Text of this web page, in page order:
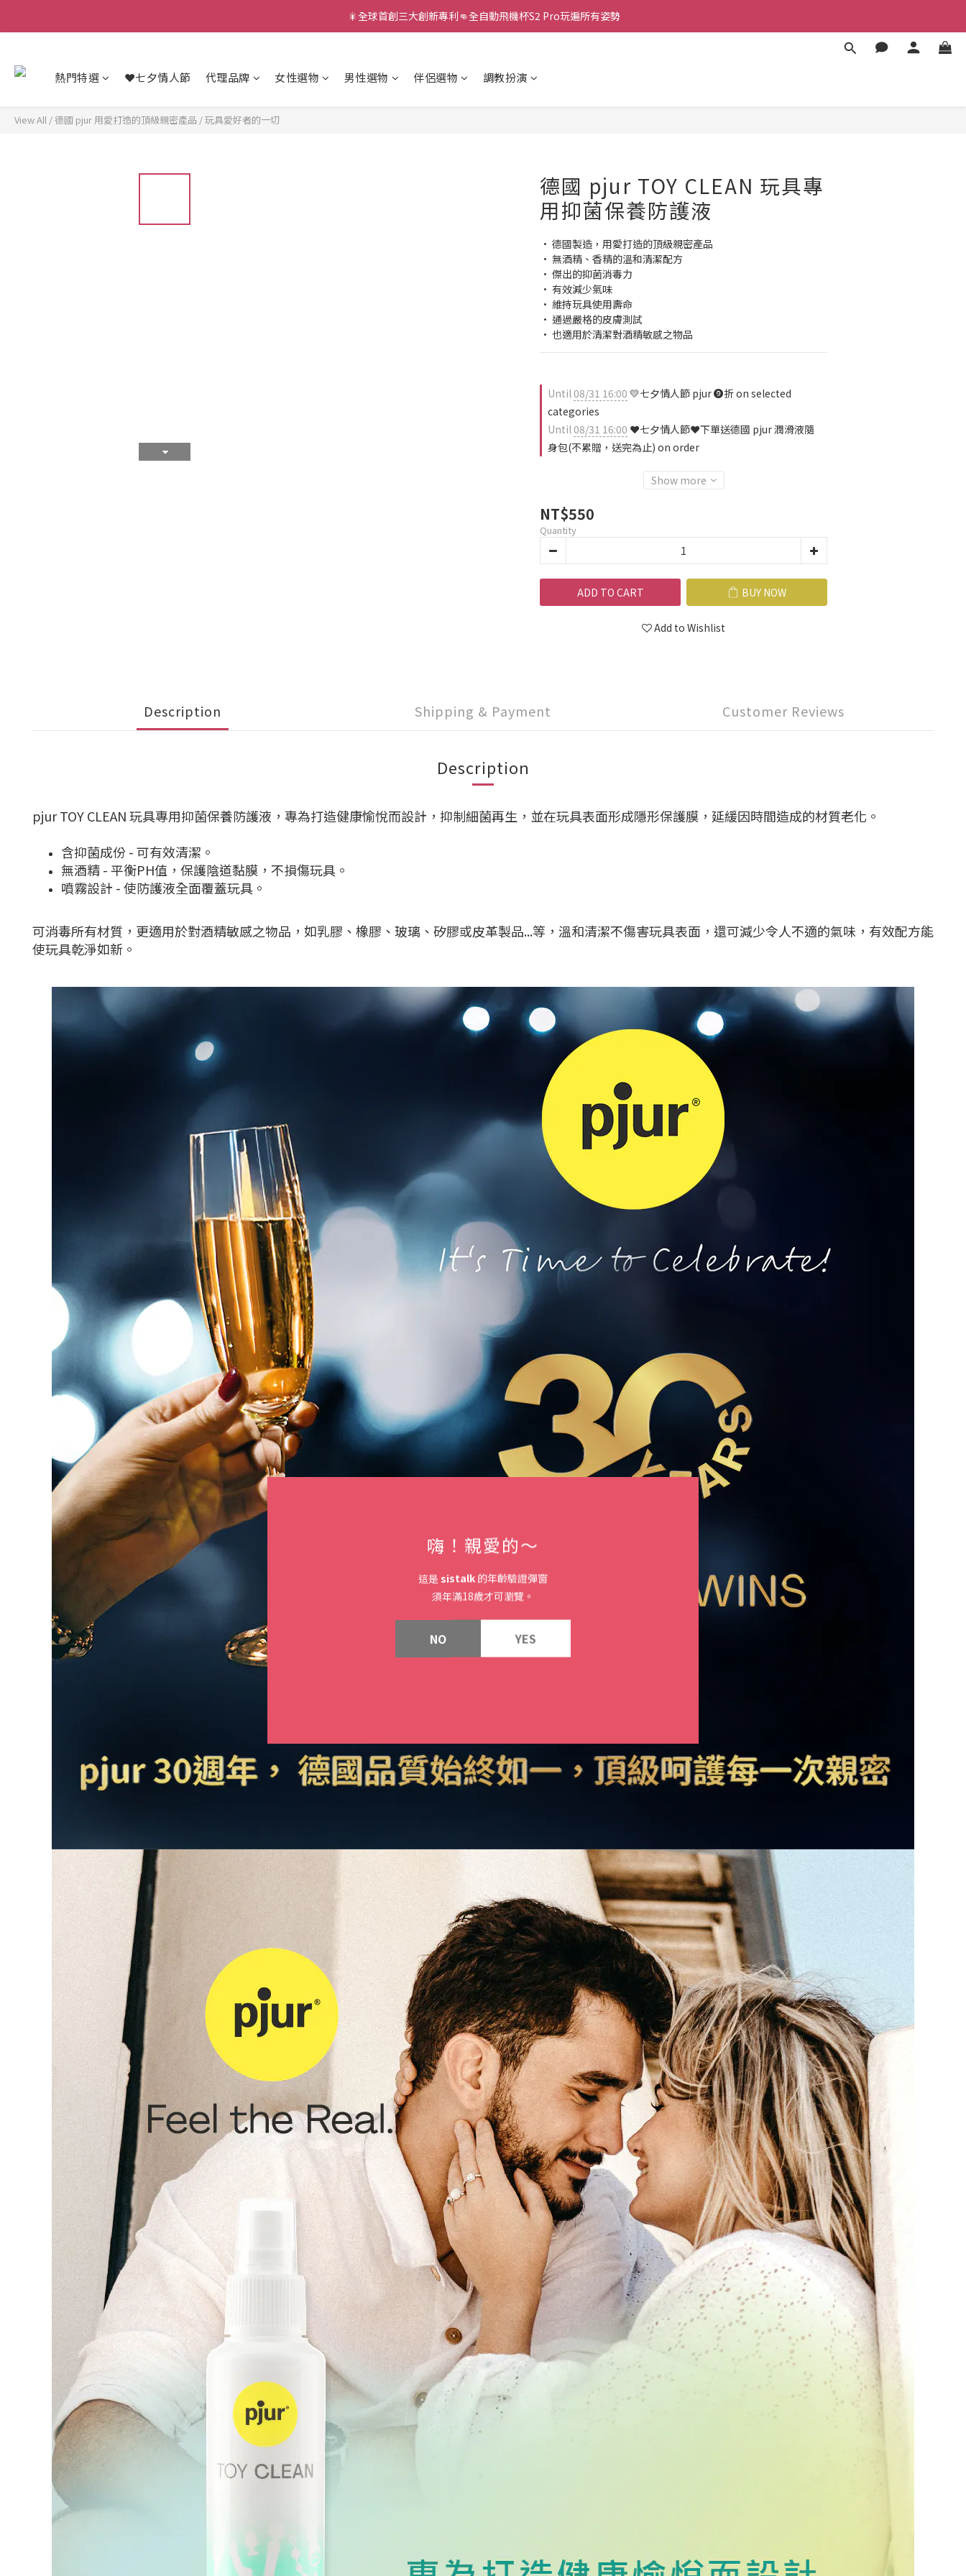
新款智能炮機👍小奶狗🩷小飛象💜
新款智能炮機👍小奶狗🩷小飛象💜
🎇全球首創三大創新專利👊全自動飛機杯S2 Pro玩遍所有姿勢
熱門特選 ❤️七夕情人節 代理品牌 女性選物 男性選物 伴侶選物 調教扮演
View All /德國 pjur 用愛打造的頂級親密產品 /玩具愛好者的一切
德國 pjur TOY CLEAN 玩具專
用抑菌保養防護液
• 德國製造，用愛打造的頂級親密產品
• 無酒精、香精的溫和清潔配方
• 傑出的抑菌消毒力
• 有效減少氣味
• 維持玩具使用壽命
• 通過嚴格的皮膚測試
• 也適用於清潔對酒精敏感之物品
Until08/31 16:00 💛七夕情人節 pjur ❾折 on selected
categories
Until08/31 16:00 ❤️七夕情人節❤️下單送德國 pjur 潤滑液隨
身包(不累贈，送完為止) on order
Show more
NT$550
Quantity
ADD TO CART BUY NOW
Add to Wishlist
Description Shipping & Payment Customer Reviews
Description
pjur TOY CLEAN 玩具專用抑菌保養防護液，專為打造健康愉悅而設計，抑制細菌再生，並在玩具表面形成隱形保護膜，延緩因時間造成的材質老化。
含抑菌成份 - 可有效清潔。
無酒精 - 平衡PH值，保護陰道黏膜，不損傷玩具。
噴霧設計 - 使防護液全面覆蓋玩具。
可消毒所有材質，更適用於對酒精敏感之物品，如乳膠、橡膠、玻璃、矽膠或皮革製品...等，溫和清潔不傷害玩具表面，還可減少令人不適的氣味，有效配方能
使玩具乾淨如新。
嗨！親愛的～
這是sistalk 的年齡驗證彈窗
須年滿18歲才可瀏覽。
NO YES